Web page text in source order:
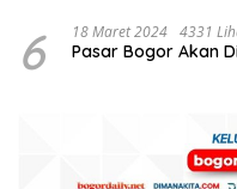
6 18 Maret 2024 4331
Pasar Bogor Akan